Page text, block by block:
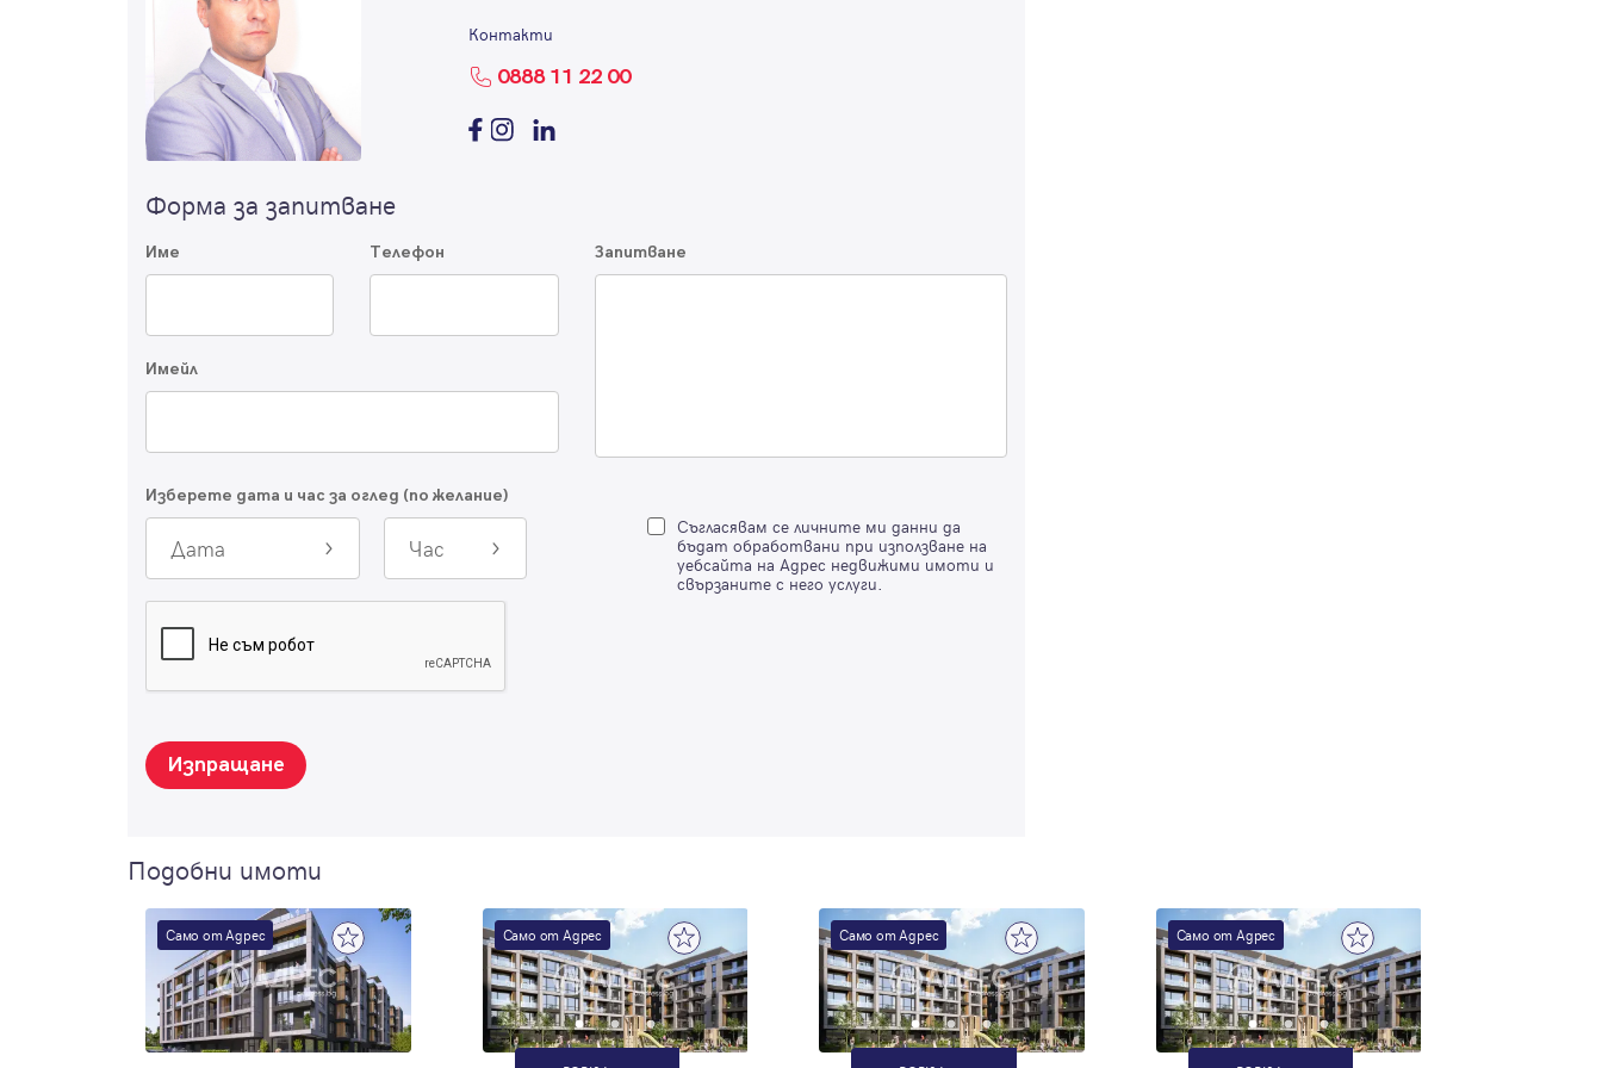
Контакти
0888 11 22 00
Форма за запитване
Име Телефон
Имейл
Запитване
Изберете дата и час за оглед (по желание)
Дата Час
Съгласявам се личните ми данни да
бъдат обработвани при използване на
уебсайта на Адрес недвижими имоти и
свързаните с него услуги.
Изпращане
Подобни имоти
Само от Адрес Само от Адрес Само от Адрес Само от Адрес